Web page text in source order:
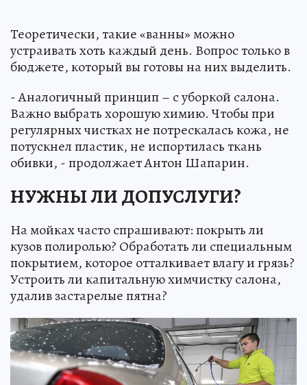
Теоретически, такие «ванны» можно
устраивать хоть каждый день. Вопрос только в
бюджете, который вы готовы на них выделить.
- Аналогичный принцип – с уборкой салона.
Важно выбрать хорошую химию. Чтобы при
регулярных чистках не потрескалась кожа, не
потускнел пластик, не испортилась ткань
обивки, - продолжает Антон Шапарин.
НУЖНЫ ЛИ ДОПУСЛУГИ?
На мойках часто спрашивают: покрыть ли
кузов полиролью? Обработать ли специальным
покрытием, которое отталкивает влагу и грязь?
Устроить ли капитальную химчистку салона,
удалив застарелые пятна?